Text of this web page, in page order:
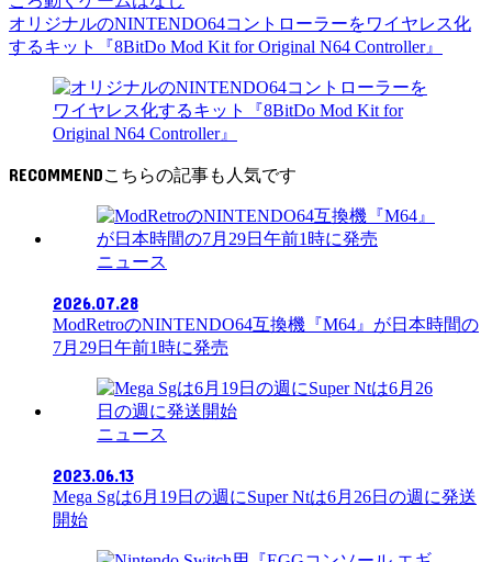
オリジナルのNINTENDO64コントローラーをワイヤレス化
するキット『8BitDo Mod Kit for Original N64 Controller』
RECOMMEND
ニュース
2026.07.28
ModRetroのNINTENDO64互換機『M64』が日本時間の
7月29日午前1時に発売
ニュース
2023.06.13
Mega Sgは6月19日の週にSuper Ntは6月26日の週に発送
開始